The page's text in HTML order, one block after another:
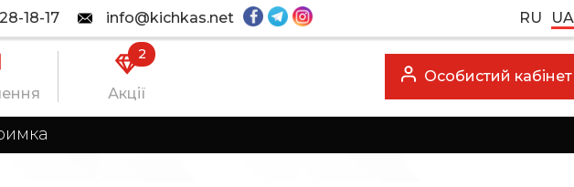
18-17 info@kichkas.net RU UA
2
Акції
Особистий кабінет